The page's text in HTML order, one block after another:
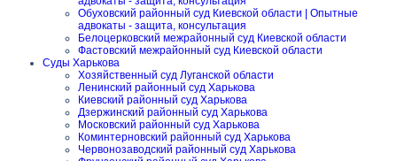
Обуховский районный суд Киевской области | Опытные
адвокаты - защита, консультация
Белоцерковский межрайонный суд Киевской области
Фастовский межрайонный суд Киевской области
Суды Харькова
Хозяйственный суд Луганской области
Ленинский районный суд Харькова
Киевский районный суд Харькова
Дзержинский районный суд Харькова
Московский районный суд Харькова
Коминтерновский районный суд Харькова
Червонозаводский районный суд Харькова